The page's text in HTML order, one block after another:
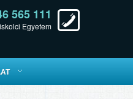
565 111
Egyetem